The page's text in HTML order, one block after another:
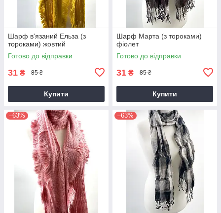
Шарф в'язаний Ельза (з
тороками) жовтий
Готово до відправки
31 ₴ 85 ₴
Купити
Шарф Марта (з тороками)
фіолет
Готово до відправки
31 ₴ 85 ₴
Купити
–63% –63%